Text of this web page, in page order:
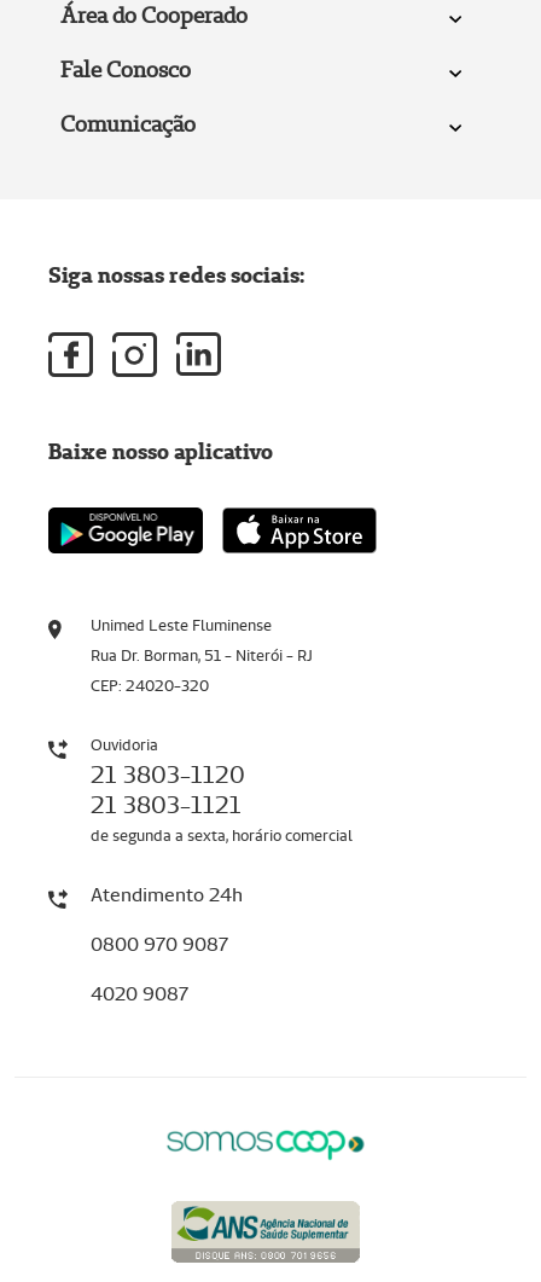
Área do Cooperado
Fale Conosco
Comunicação
Unimed Leste Fluminense
Rua Dr. Borman, 51 - Niterói - RJ
CEP: 24020-320
Ouvidoria
21 3803-1120
21 3803-1121
de segunda a sexta, horário comercial
Atendimento 24h
0800 970 9087
4020 9087
Siga nossas redes sociais:
Baixe nosso aplicativo